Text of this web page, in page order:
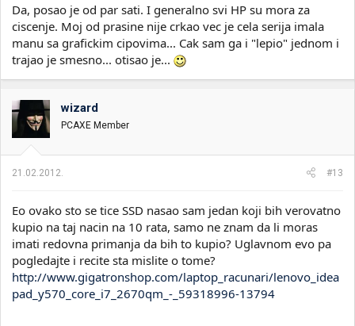
Da, posao je od par sati. I generalno svi HP su mora za
ciscenje. Moj od prasine nije crkao vec je cela serija imala
manu sa grafickim cipovima... Cak sam ga i "lepio" jednom i
trajao je smesno... otisao je...
wizard
PCAXE Member
21.02.2012. #13
Eo ovako sto se tice SSD nasao sam jedan koji bih verovatno
kupio na taj nacin na 10 rata, samo ne znam da li moras
imati redovna primanja da bih to kupio? Uglavnom evo pa
pogledajte i recite sta mislite o tome?
http://www.gigatronshop.com/laptop_racunari/lenovo_idea
pad_y570_core_i7_2670qm_-_59318996-13794